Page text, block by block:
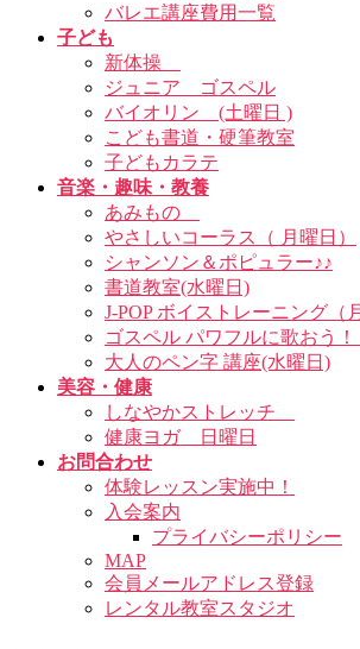
バレエ講座費用一覧
子ども
新体操
ジュニア ゴスペル
バイオリン (土曜日 )
こども書道・硬筆教室
子どもカラテ
音楽・趣味・教養
あみもの
やさしいコーラス（ 月曜日）
シャンソン＆ポピュラー♪♪
書道教室(水曜日)
J-POP ボイストレーニング（
ゴスペル パワフルに歌おう！
大人のペン字 講座(水曜日)
美容・健康
しなやかストレッチ
健康ヨガ 日曜日
お問合わせ
体験レッスン実施中！
入会案内
プライバシーポリシー
MAP
会員メールアドレス登録
レンタル教室スタジオ